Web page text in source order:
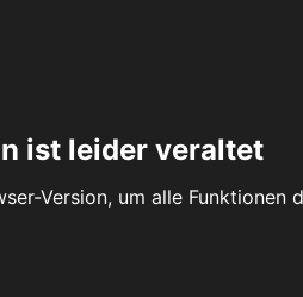
ist leider veraltet
Version, um alle